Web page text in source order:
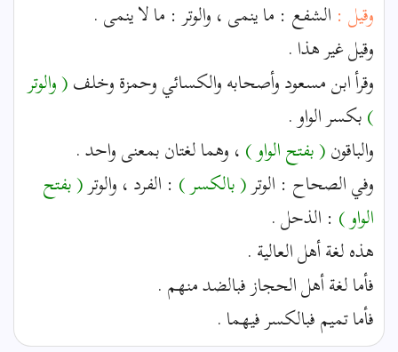
وقيل : الشفع : ما ينمى ، والوتر : ما لا ينمى .
وقيل غير هذا .
وقرأ ابن مسعود وأصحابه والكسائي وحمزة وخلف( والوتر
)بكسر الواو .
والباقون( بفتح الواو )، وهما لغتان بمعنى واحد .
وفي الصحاح : الوتر( بالكسر ) : الفرد ، والوتر( بفتح
الواو ) : الذحل .
هذه لغة أهل العالية .
فأما لغة أهل الحجاز فبالضد منهم .
فأما تميم فبالكسر فيهما .